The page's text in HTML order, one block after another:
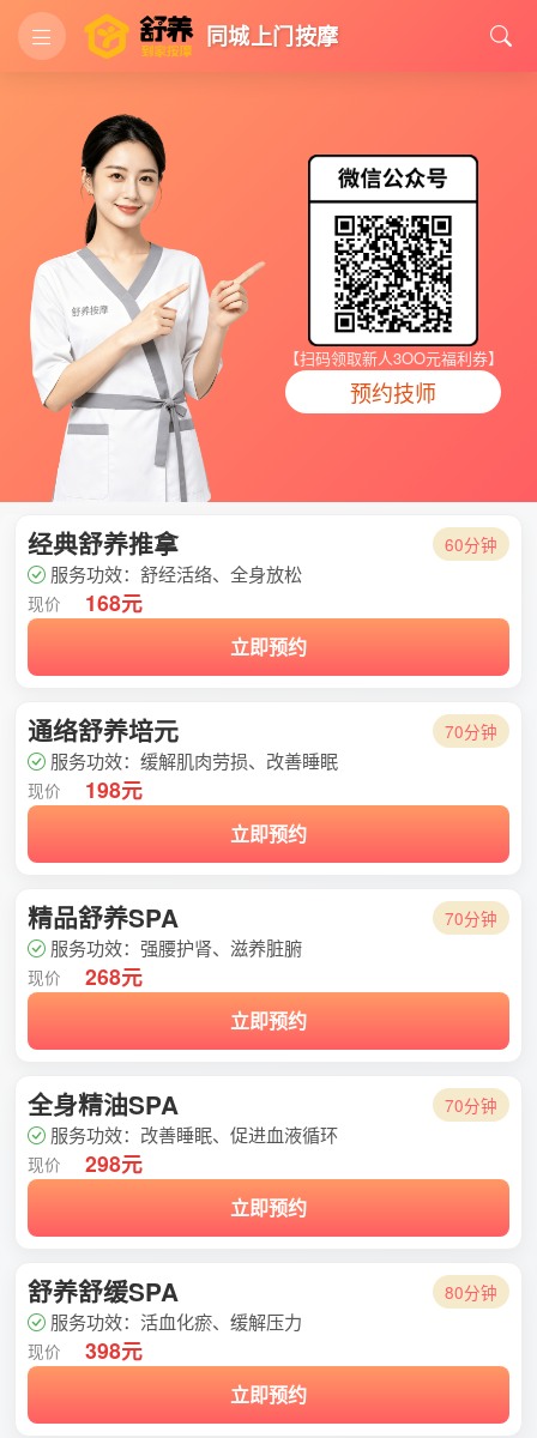
同城上门按摩
【扫码领取新人3OO元福利券】
预约技师
经典舒养推拿 60分钟
服务功效：舒经活络、全身放松
现价 168元
立即预约
通络舒养培元 70分钟
服务功效：缓解肌肉劳损、改善睡眠
现价 198元
立即预约
精品舒养SPA 70分钟
服务功效：强腰护肾、滋养脏腑
现价 268元
立即预约
全身精油SPA 70分钟
服务功效：改善睡眠、促进血液循环
现价 298元
立即预约
舒养舒缓SPA 80分钟
服务功效：活血化瘀、缓解压力
现价 398元
立即预约